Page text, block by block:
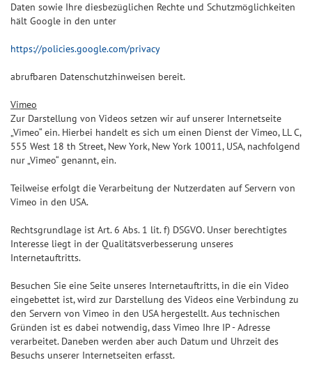
Daten sowie Ihre diesbezüglichen Rechte und Schutzmöglichkeiten
hält Google in den unter
https://policies.google.com/privacy
abrufbaren Datenschutzhinweisen bereit.
Vimeo
Zur Darstellung von Videos setzen wir auf unserer Internetseite
„Vimeo“ ein. Hierbei handelt es sich um einen Dienst der Vimeo, LL C,
555 West 18 th Street, New York, New York 10011, USA, nachfolgend
nur „Vimeo“ genannt, ein.
Teilweise erfolgt die Verarbeitung der Nutzerdaten auf Servern von
Vimeo in den USA.
Rechtsgrundlage ist Art. 6 Abs. 1 lit. f) DSGVO. Unser berechtigtes
Interesse liegt in der Qualitätsverbesserung unseres
Internetauftritts.
Besuchen Sie eine Seite unseres Internetauftritts, in die ein Video
eingebettet ist, wird zur Darstellung des Videos eine Verbindung zu
den Servern von Vimeo in den USA hergestellt. Aus technischen
Gründen ist es dabei notwendig, dass Vimeo Ihre IP - Adresse
verarbeitet. Daneben werden aber auch Datum und Uhrzeit des
Besuchs unserer Internetseiten erfasst.